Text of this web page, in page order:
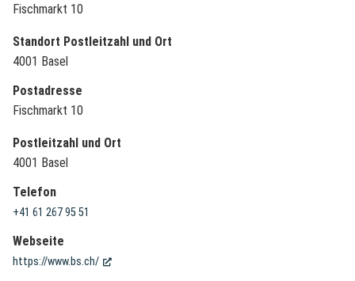
Fischmarkt 10
Standort Postleitzahl und Ort
4001 Basel
Postadresse
Fischmarkt 10
Postleitzahl und Ort
4001 Basel
Telefon
+41 61 267 95 51
Webseite
https://www.bs.ch/ (External Link)